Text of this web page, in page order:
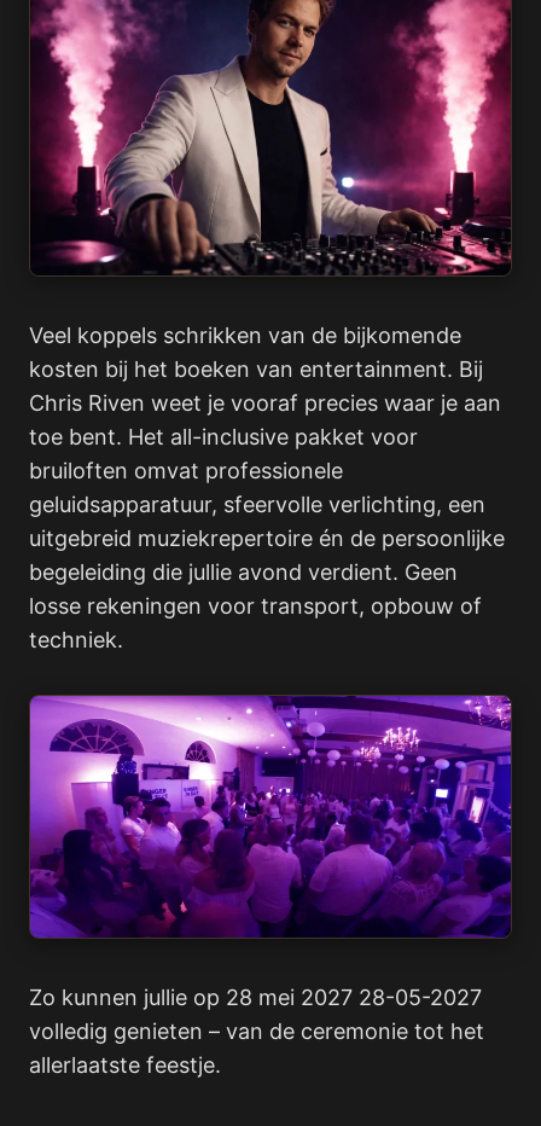
Veel koppels schrikken van de bijkomende
kosten bij het boeken van entertainment. Bij
Chris Riven weet je vooraf precies waar je aan
toe bent. Het all-inclusive pakket voor
bruiloften omvat professionele
geluidsapparatuur, sfeervolle verlichting, een
uitgebreid muziekrepertoire én de persoonlijke
begeleiding die jullie avond verdient. Geen
losse rekeningen voor transport, opbouw of
techniek.
Zo kunnen jullie op 28 mei 2027 28-05-2027
volledig genieten – van de ceremonie tot het
allerlaatste feestje.